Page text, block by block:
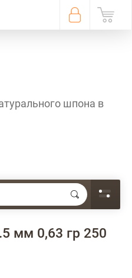
шпона в
мм 0,63 гр 250